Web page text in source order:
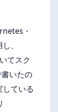
・
、
てスク
いたの
ている